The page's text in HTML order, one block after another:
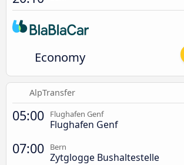
Economy
AlpTransfer
05:00 Flughafen Genf
Flughafen Genf
07:00 Bern
Zytglogge Bushaltestelle